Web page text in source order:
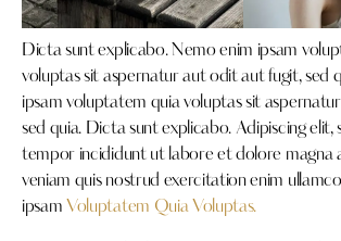
Dicta sunt explicabo. Nemo enim ipsam
voluptas sit aspernatur aut odit aut fugit, sed
ipsam voluptatem quia voluptas sit
sed quia. Dicta sunt explicabo. Adipiscing elit,
tempor incididunt ut labore et dolore magna
veniam quis nostrud exercitation enim
ipsam Voluptatem Quia Voluptas.